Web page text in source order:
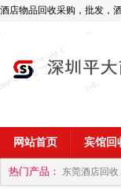
酒店物品回收采购，批发，
网站首页 宾馆回
热门产品： 东莞酒店回收